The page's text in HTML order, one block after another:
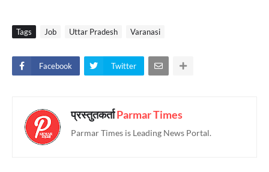
Tags Job Uttar Pradesh Varanasi
Facebook Twitter
प्रस्तुतकर्ताParmar Times
Parmar Times is Leading News Portal.